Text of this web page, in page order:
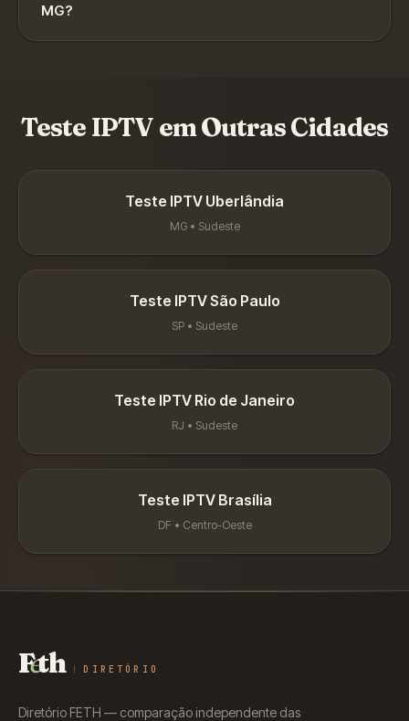
MG?
Teste IPTV em Outras Cidades
Teste IPTV Uberlândia
MG• Sudeste
Teste IPTVSão Paulo
SP • Sudeste
Teste IPTV Rio de Janeiro
RJ • Sudeste
Teste IPTV Brasília
DF • Centro-Oeste
Feth DIRETÓRIO
Diretório FETH — comparação independente das